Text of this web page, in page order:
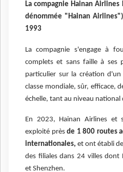
La compagnie Hainan Airlines
dénommée "Hainan
1993
La compagnie s'engage à
complets et sans faille à ses
particulier sur la création
classe mondiale, sûr, efficace,
échelle, tant au niveau
En 2023, Hainan Airlines et
exploité près de 1 800 routes
internationales, et ont établi
des filiales dans 24 villes dont
et Shenzhen.